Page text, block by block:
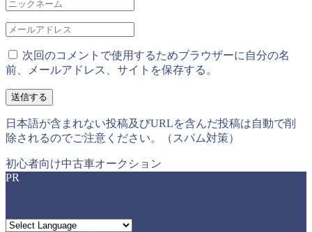
次回のコメントで使用するためブラウザーに自分の名
前、メールアドレス、サイトを保存する。
日本語が含まれない投稿及びURLを含んだ投稿は自動で削
除されるのでご注意ください。（スパム対策）
初心者向け中古車オークション
PR